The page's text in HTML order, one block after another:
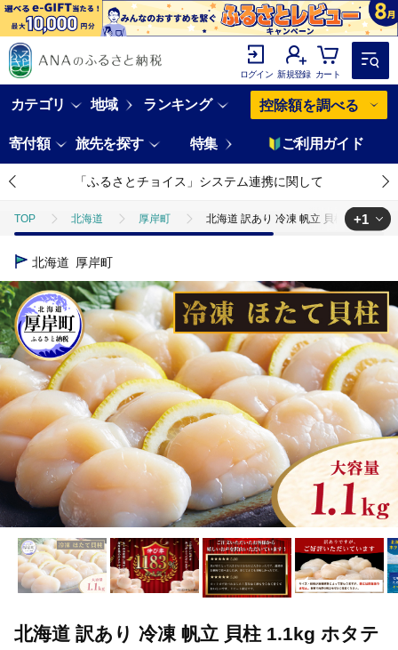
ログイン 新規登録 カート
カテゴリ 地域 ランキング 控除額を調べる
寄付額 旅先を探す 特集 ご利用ガイド
「ふるさとチョイス」システム連携に関して
TOP 北海道 厚岸町 北海道 訳あり 冷凍 帆立 貝柱 1.1kg ホ
TOP
+1
北海道 厚岸町
北海道 訳あり 冷凍 帆立 貝柱 1.1kg ホタテ